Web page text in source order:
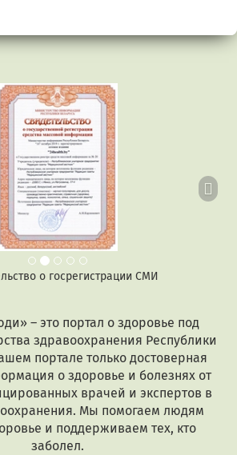
о госрегистрации СМИ
– это портал о здоровье под
здравоохранения Республики
портале только достоверная
о здоровье и болезнях от
врачей и экспертов в
Мы помогаем людям
и поддерживаем тех, кто
заболел.